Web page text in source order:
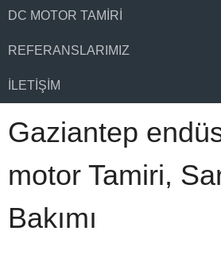
DC MOTOR TAMIRI
REFERANSLARIMIZ
İLETIŞIM
Gaziantep
motor Tamiri,
Bakımı